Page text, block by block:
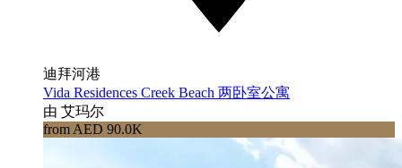
迪拜河港
Vida Residences Creek Beach 两卧室公寓
由 艾玛尔
from AED 90.0K